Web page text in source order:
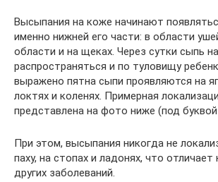
Высыпания на коже начинают
именно нижней его части: в области
области и на щеках. Через сутки сыпь
распространяться и по туловищу
выражено пятна сыпи проявляются на
локтях и коленях. Примерная
представлена на фото ниже (под буквой
При этом, высыпания никогда не
паху, на стопах и ладонях, что отличает
других заболеваний.